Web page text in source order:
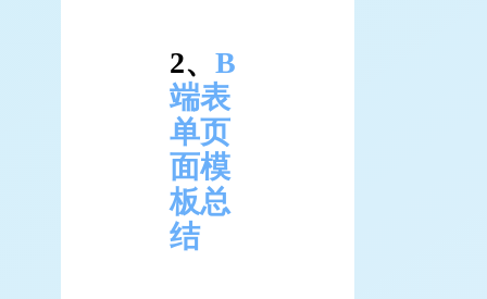
2、 B
端表
单页
面模
板总
结